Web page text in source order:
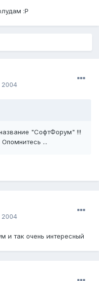
:P
2004
"СофтФорум" !!!
...
2004
и так очень интересный